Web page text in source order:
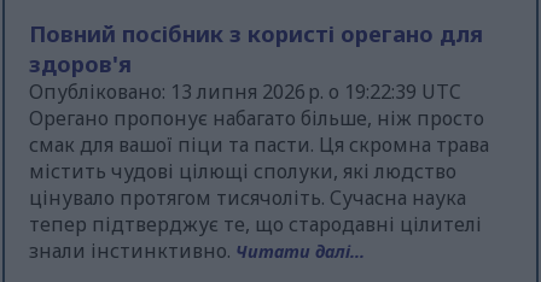
Повний посібник з користі орегано для
здоров'я
Опубліковано: 13 липня 2026 р. о 19:22:39 UTC
Орегано пропонує набагато більше, ніж просто
смак для вашої піци та пасти. Ця скромна трава
містить чудові цілющі сполуки, які людство
цінувало протягом тисячоліть. Сучасна наука
тепер підтверджує те, що стародавні цілителі
знали інстинктивно. Читати далі...